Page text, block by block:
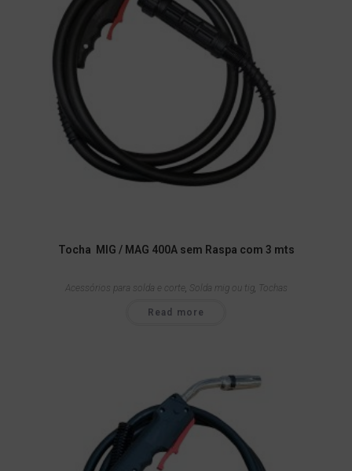
Tocha MIG / MAG 400A sem Raspa com 3 mts
Acessórios para solda e corte Solda mig ou tig, Tochas
Read more